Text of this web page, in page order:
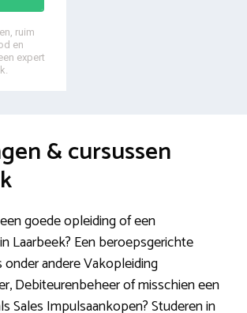
ruim
en
expert
& cursussen
goede opleiding of een
Laarbeek? Een beroepsgerichte
andere Vakopleiding
Debiteurenbeheer of misschien een
Sales Impulsaankopen? Studeren in